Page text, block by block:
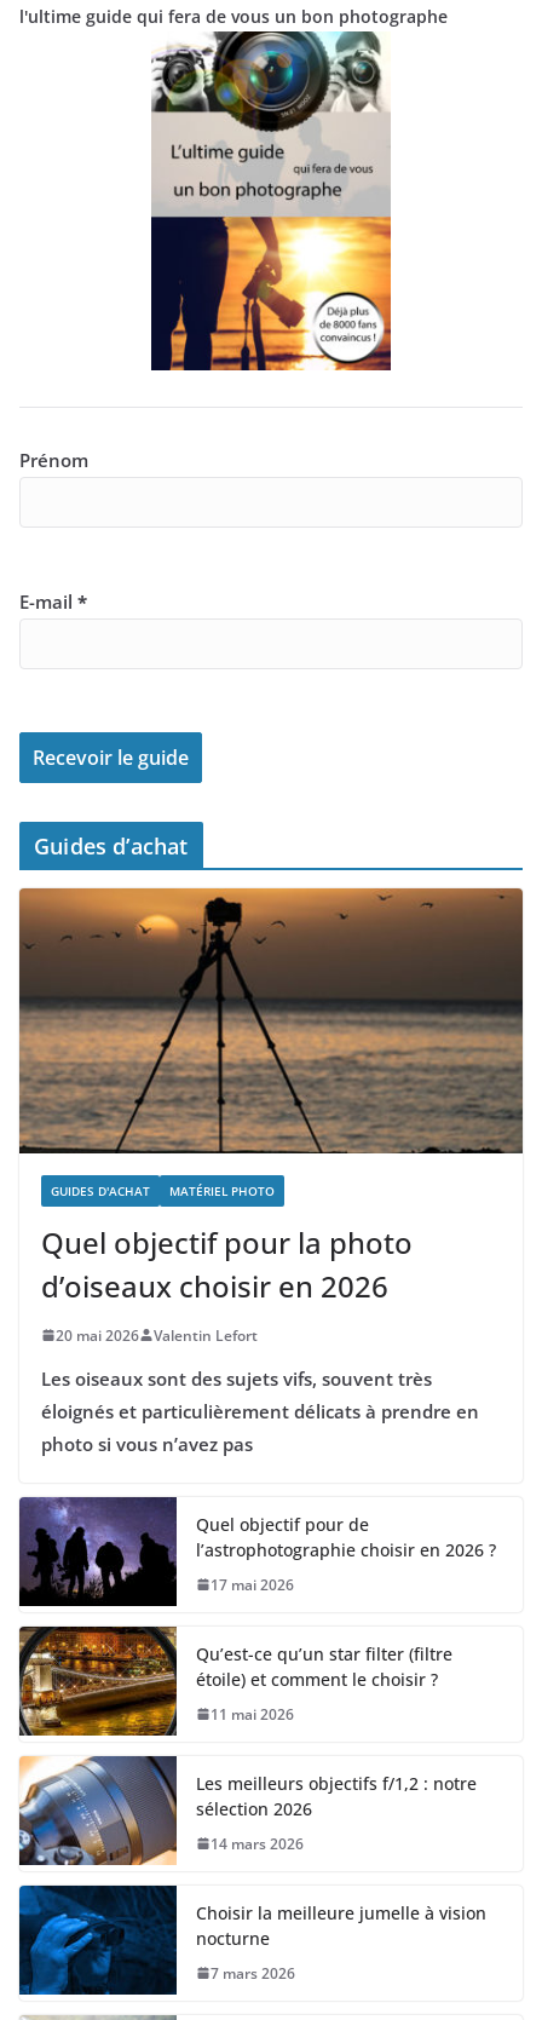
l'ultime guide qui fera de vous un bon photographe
Prénom
E-mail *
Guides d’achat
GUIDES D'ACHAT MATÉRIEL PHOTO
Quel objectif pour la photo
d’oiseaux choisir en 2026
20 mai 2026 Valentin Lefort
Les oiseaux sont des sujets vifs, souvent très
éloignés et particulièrement délicats à prendre en
photo si vous n’avez pas
Quel objectif pour de
l’astrophotographie choisir en 2026 ?
17 mai 2026
Qu’est-ce qu’un star filter (filtre
étoile) et comment le choisir ?
11 mai 2026
Les meilleurs objectifs f/1,2 : notre
sélection 2026
14 mars 2026
Choisir la meilleure jumelle à vision
nocturne
7 mars 2026